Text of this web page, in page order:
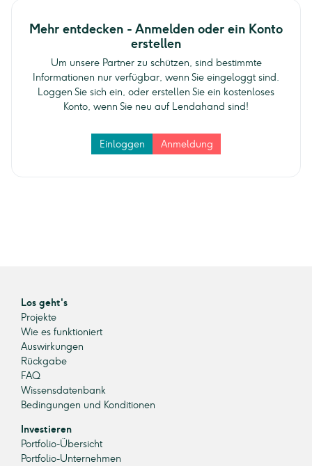
Mehr entdecken - Anmelden oder ein Konto
erstellen
Um unsere Partner zu schützen, sind bestimmte
Informationen nur verfügbar, wenn Sie eingeloggt sind.
Loggen Sie sich ein, oder erstellen Sie ein kostenloses
Konto, wenn Sie neu auf Lendahand sind!
Einloggen Anmeldung
Los geht's
Projekte
Wie es funktioniert
Auswirkungen
Rückgabe
FAQ
Wissensdatenbank
Bedingungen und Konditionen
Investieren
Portfolio-Übersicht
Portfolio-Unternehmen